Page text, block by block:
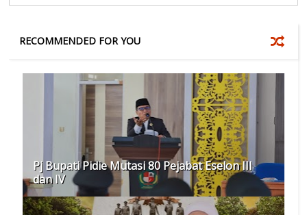
RECOMMENDED FOR YOU
Pj Bupati Pidie Mutasi 80 Pejabat Eselon III
dan IV